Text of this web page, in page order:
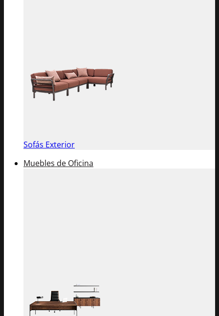
Sofás Exterior
Muebles de Oficina